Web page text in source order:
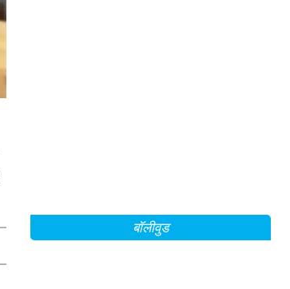
बॉलीवुड